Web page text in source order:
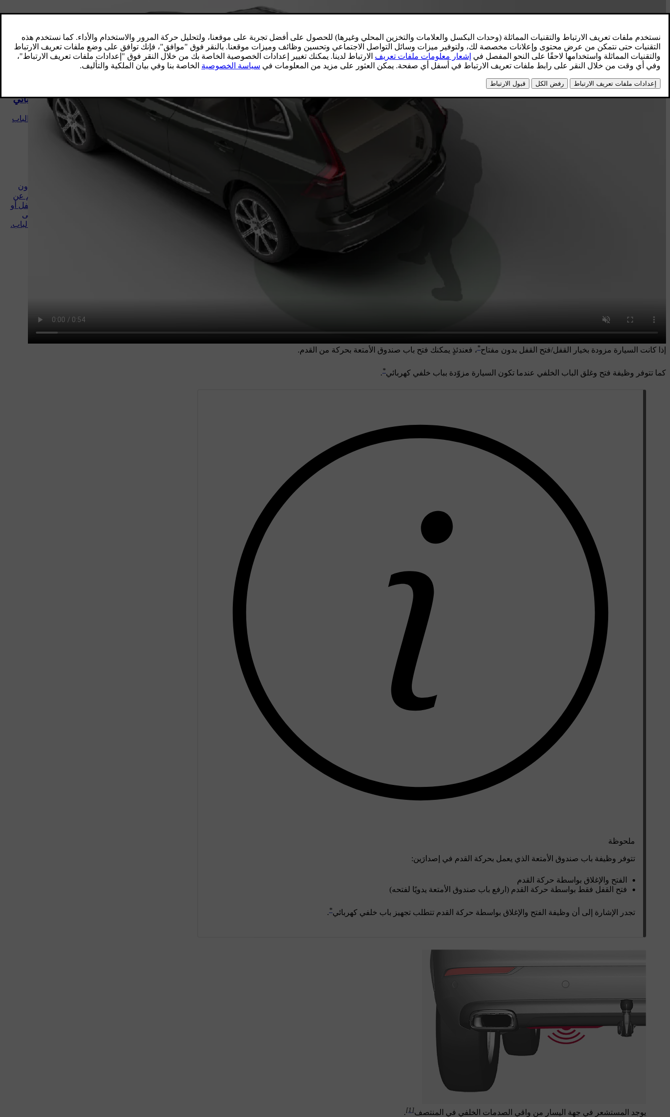
إذا كانت السيارة مزودة بخيار القفل/فتح القفل بدون مفتاح*، فعندئذٍ يمكنك فتح باب صندوق الأمتعة بحركة من القدم.
كما تتوفر وظيفة فتح وغلق الباب الخلفي عندما تكون السيارة مزوّدة بباب خلفي كهربائي*
.
ملحوظة
تتوفر وظيفة باب صندوق الأمتعة الذي يعمل بحركة القدم في إصدارَين:
الفتح والإغلاق بواسطة حركة القدم
فتح القفل فقط بواسطة حركة القدم (ارفع باب صندوق الأمتعة يدويًا لفتحه)
تجدر الإشارة إلى أن وظيفة الفتح والإغلاق بواسطة حركة القدم تتطلب تجهيز باب خلفي كهربائي*
.
يوجد المستشعر في جهة اليسار من واقي الصدمات الخلفي في المنتصف[1]
.
نطاق مفتاح التحكم عن بعد
لكي يعمل مفتاح التحكم عن بعد بصورة
صحيحة، يلزم أن يكون في نطاق معين من
السيارة.
فتح وإغلاق الباب الخلفي الكهربائي
تتيح هذه الوظيفة إمكانية فتح وإغلاق الباب
الخلفي بلمسة زرّ واحدة.
الأسطح العاملة دون مفتاح
والحساسة للّمس
عند توفر وظيفة القفل وفتح القفل بدون
مفتاح، يصبح كافياً وجود مفتاح التحكّم عن
بُعد في الجيب أو الحقيبة. يتم عندها قفل أو
فتح قفل السيارة من خلال اللمس على
السطح الحساس للمس على مقبض الباب.